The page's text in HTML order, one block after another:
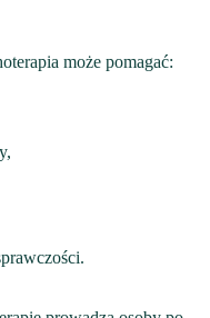
może pomagać: